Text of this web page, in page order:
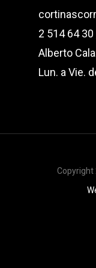
2 514 64
Alberto
Lun. a Vie.
Copyright